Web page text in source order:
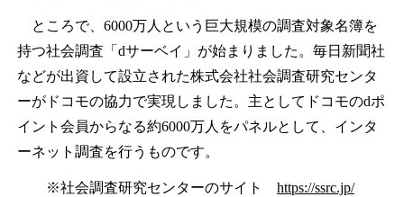
ところで、6000万人という巨大規模の調査対象名簿を
持つ社会調査「dサーベイ」が始まりました。毎日新聞社
などが出資して設立された株式会社社会調査研究センタ
ーがドコモの協力で実現しました。主としてドコモのdポ
イント会員からなる約6000万人をパネルとして、インタ
ーネット調査を行うものです。
※社会調査研究センターのサイト https://ssrc.jp/